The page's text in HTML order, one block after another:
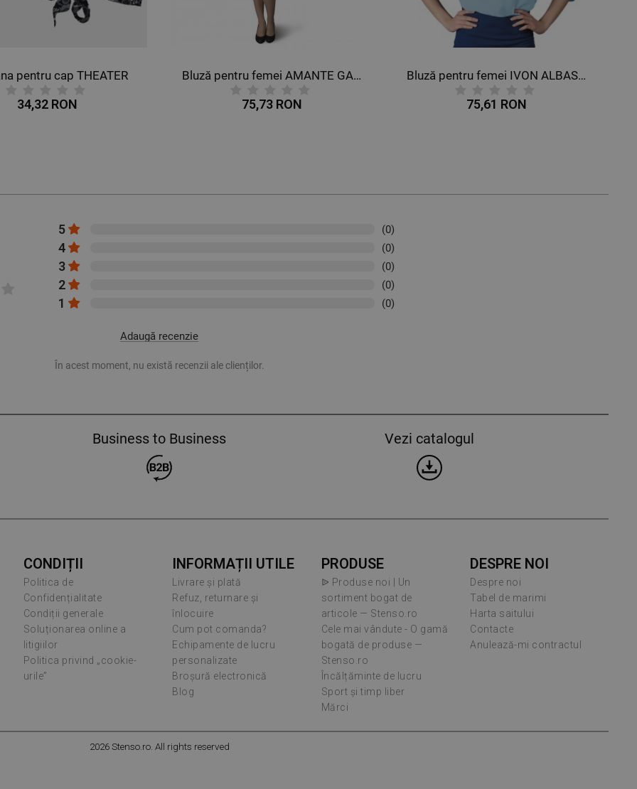
pentru cap THEATER
34,32 RON
Bluză pentru femei AMANTE GALBEN
75,73 RON
Bluză pentru femei IVON ALBASTRU DESCHIS
75,61 RON
5 (0)
4 (0)
3 (0)
2 (0)
1 (0)
Adaugă recenzie
În acest moment, nu există recenzii ale clienților.
Business to Business Vezi catalogul
CONDIȚII
Politica de
Confidențialitate
Condiții generale
Soluționarea online a
litigiilor
Politica privind „cookie-
urile”
INFORMAȚII UTILE
Livrare și plată
Refuz, returnare și
înlocuire
Cum pot comanda?
Echipamente de lucru
personalizate
Broșură electronică
Blog
PRODUSE
ᐉ Produse noi | Un
sortiment bogat de
articole — Stenso.ro
Cele mai vândute - O gamă
bogată de produse —
Stenso.ro
Încălțăminte de lucru
Sport și timp liber
Mărci
DESPRE NOI
Despre noi
Tabel de marimi
Harta saitului
Contacte
Anulează-mi contractul
2026 Stenso.ro. All rights reserved